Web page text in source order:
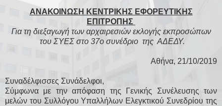
ΑΝΑΚΟΙΝΩΣΗ ΚΕΝΤΡΙΚΗΣ ΕΦΟΡΕΥΤΙΚΗΣ
ΕΠΙΤΡΟΠΗΣ
Για τη διεξαγωγή των αρχαιρεσιών εκλογής εκπροσώπων
του ΣΥΕΣ στο 37ο συνέδριο της ΑΔΕΔΥ.
Αθήνα, 21/10/2019
Συναδέλφισσες Συνάδελφοι,
Σύμφωνα με την απόφαση της Γενικής Συνέλευσης των
μελών του Συλλόγου Υπαλλήλων Ελεγκτικού Συνεδρίου της